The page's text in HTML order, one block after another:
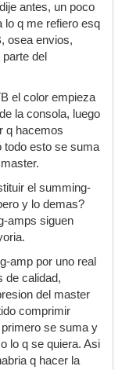
antes, un poco
lo q me refiero esq
osea envios,
del
el color empieza
la consola, luego
q hacemos
todo esto se suma
el summing-
y lo demas?
amps siguen
amp por uno real
de calidad,
del master
comprimir
se suma y
lo q se quiera. Asi
q hacer la